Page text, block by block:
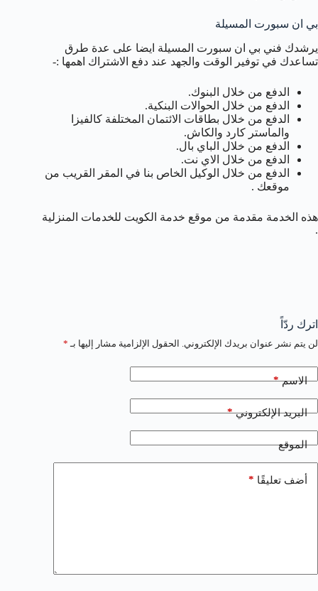
بي ان سبورت المسيلة
يرشدك فني بي ان سبورت المسيلة ايضا على عدة طرق
تساعدك في توفير الوقت والجهد عند دفع الاشتراك اهمها :-
الدفع من خلال البنوك.
الدفع من خلال الحوالات البنكية.
الدفع من خلال بطاقات الائتمان المختلفة كالفيزا
والماستر كارد والكاش.
الدفع من خلال الباي بال.
الدفع من خلال الاي نت.
الدفع من خلال الوكيل الخاص بنا في المقر القريب من
موقعك .
هذه الخدمة مقدمة من موقع خدمة الكويت للخدمات المنزلية
.
اترك ردّاً
لن يتم نشر عنوان بريدك الإلكتروني. الحقول الإلزامية مشار إليها بـ *
الاسم*
البريد الإلكتروني*
الموقع
أضف تعليقًا *